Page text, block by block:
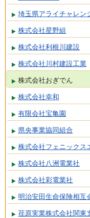
埼玉県アライチャレン
株式会社星野組
株式会社利根川建設
株式会社川村建設工業
株式会社おぎでん
株式会社幸和
有限会社宝亀園
県央事業協同組合
株式会社フェニックス
株式会社八洲電業社
株式会社彩電業社
明治安田生命保険相互
荏原実業株式会社関東